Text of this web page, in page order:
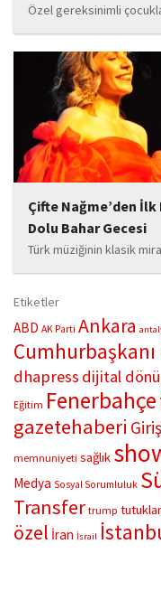
Özel gereksinimli
hayata geçirdiği örnek
toplumun dikkatini
hediyedir” anlayışıyla
Çifte Nağme’den İlk
Dolu Bahar Gecesi
Türk müziğinin klasik
“Çifte Nağme” projesi,
buluşturdu. Yoğun
ve...
Etiketler
ABD AK Parti Ankara
Cumhurbaşkanı
dhapress dijital
Eğitim Fenerbahçe
gazetehaberi
memnuniyeti sağlık
Medya Sosyal Sorumluluk
Transfer trump
özel İran İsrail